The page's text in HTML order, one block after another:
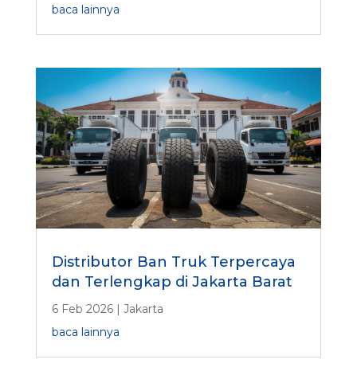
baca lainnya
Distributor Ban Truk Terpercaya
dan Terlengkap di Jakarta Barat
6 Feb 2026| Jakarta
baca lainnya